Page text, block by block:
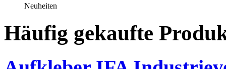
Neuheiten
Häufig gekaufte